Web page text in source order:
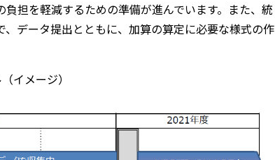
担を軽減するための準備が進んでいます。また、統
データ提出とともに、加算の算定に必要な様式の作
イメージ）